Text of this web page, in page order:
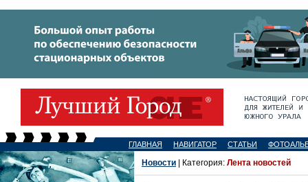
ГЛАВНАЯ НАВИГАТОР СТАТЬИ
Новости | Категория: Лента новостей